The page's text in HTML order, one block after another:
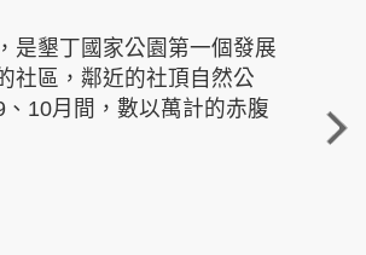
是墾丁國家公園第一個發展
社區，鄰近的社頂自然公
、10月間，數以萬計的赤腹
重
走進